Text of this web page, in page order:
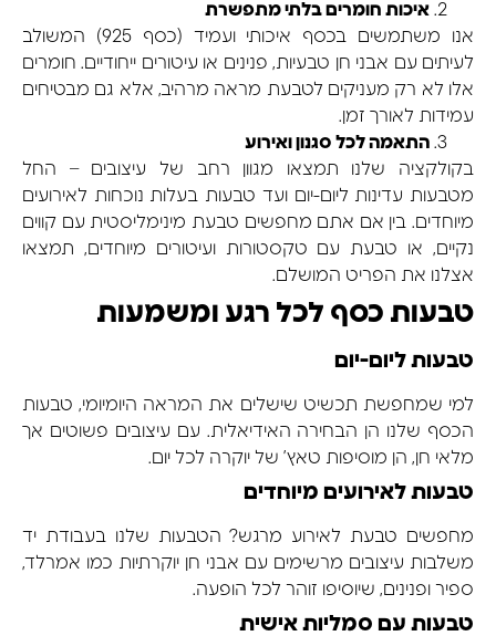
איכות חומרים בלתי מתפשרת
אנו משתמשים בכסף איכותי ועמיד (כסף 925) המשולב
לעיתים עם אבני חן טבעיות, פנינים או עיטורים ייחודיים. חומרים
אלו לא רק מעניקים לטבעת מראה מרהיב, אלא גם מבטיחים
עמידות לאורך זמן.
התאמה לכל סגנון ואירוע
בקולקציה שלנו תמצאו מגוון רחב של עיצובים – החל
מטבעות עדינות ליום-יום ועד טבעות בעלות נוכחות לאירועים
מיוחדים. בין אם אתם מחפשים טבעת מינימליסטית עם קווים
נקיים, או טבעת עם טקסטורות ועיטורים מיוחדים, תמצאו
אצלנו את הפריט המושלם.
טבעות כסף לכל רגע ומשמעות
טבעות ליום-יום
למי שמחפשת תכשיט שישלים את המראה היומיומי, טבעות
הכסף שלנו הן הבחירה האידיאלית. עם עיצובים פשוטים אך
מלאי חן, הן מוסיפות טאץ’ של יוקרה לכל יום.
טבעות לאירועים מיוחדים
מחפשים טבעת לאירוע מרגש? הטבעות שלנו בעבודת יד
משלבות עיצובים מרשימים עם אבני חן יוקרתיות כמו אמרלד,
ספיר ופנינים, שיוסיפו זוהר לכל הופעה.
טבעות עם סמליות אישית